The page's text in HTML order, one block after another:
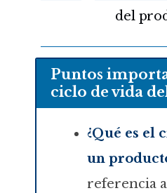
del
Puntos
ciclo de vida
¿Qué es el
un
referencia